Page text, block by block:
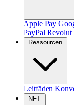
Apple Pay
PayPal Revolut
Ressourcen
Leitfäden
NFT